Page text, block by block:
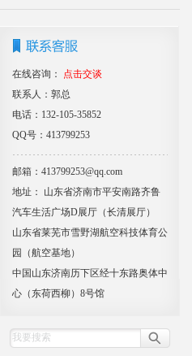
在线咨询：
点击交谈
联系人：郭总
电话：132-105-35852
QQ号：413799253
邮箱：413799253@qq.com
地址： 山东省济南市平安南路齐鲁
汽车生活广场D展厅（长清展厅）
山东省莱芜市雪野湖航空科技体育公
园（航空基地）
中国山东济南历下区经十东路奥体中
心（东荷西柳）8号馆